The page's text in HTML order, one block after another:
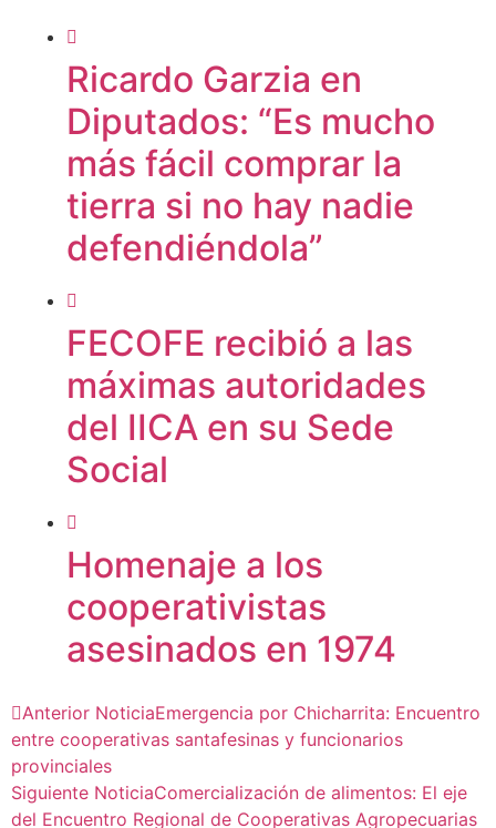
Ricardo Garzia en
Diputados: “Es mucho
más fácil comprar la
tierra si no hay nadie
defendiéndola”
FECOFE recibió a las
máximas autoridades
del IICA en su Sede
Social
Homenaje a los
cooperativistas
asesinados en 1974
Anterior NoticiaEmergencia por Chicharrita: Encuentro
entre cooperativas santafesinas y funcionarios
provinciales
Siguiente NoticiaComercialización de alimentos: El eje
del Encuentro Regional de Cooperativas Agropecuarias